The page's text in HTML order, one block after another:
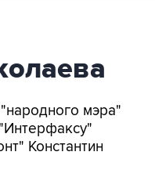
мэра"
Константин